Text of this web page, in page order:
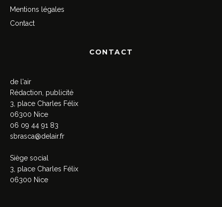
Mentions légales
Contact
CONTACT
de l'air
Rédaction, publicité
3, place Charles Félix
06300 Nice
06 09 44 91 83
sbrasca@delair.fr
Siège social
3, place Charles Félix
06300 Nice